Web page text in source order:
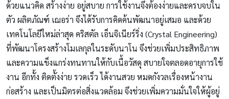
ด้วยแนวคิด สร้างง่าย อยู่สบาย การใช้งานจึงต้องง่ายและครบจบใน
ตัว ผลิตภัณฑ์ เฌอร่า จึงได้รับการคิดค้นพัฒนาอยู่เสมอ และด้วย
เทคโนโลยีใหม่ล่าสุด คริสตัล เอ็นจิเนียร์ริ่ง (Crystal Engineering)
ที่พัฒนาโครงสร้างโมเลกุลในระดับนาโน จึงช่วยเพิ่มประสิทธิภาพ
และความแข็งแกร่งทนทานให้กับเนื้อวัสดุ สบายใจตลอดอายุการใช้
งาน อีกทั้ง ติดตั้งง่าย รวดเร็ว ได้งานสวย หมดกังวลเรื่องหน้างาน
ก่อสร้าง และเป็นมิตรต่อสิ่งแวดล้อม จึงช่วยเพิ่มความมั่นใจให้ผู้อยู่